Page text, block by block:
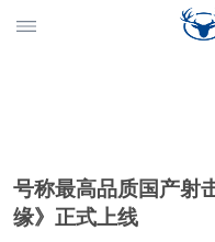
号称最高品质国产射
缘》正式上线